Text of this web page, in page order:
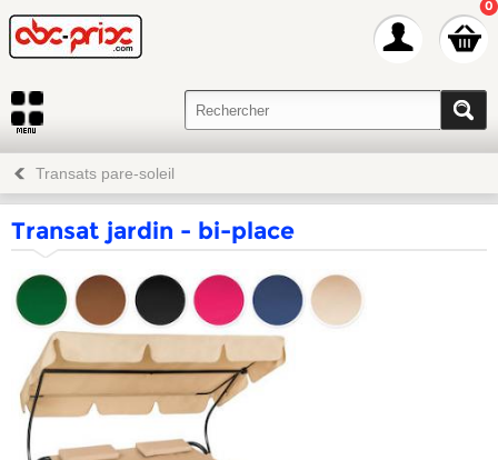
0
Transats pare-soleil
Transat jardin - bi-place